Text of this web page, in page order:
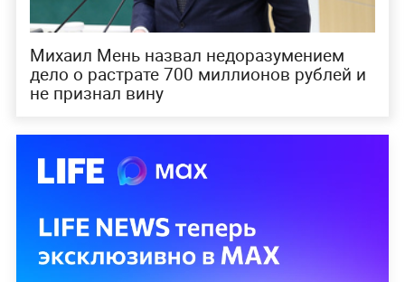
Михаил Мень назвал недоразумением
дело о растрате 700 миллионов рублей и
не признал вину